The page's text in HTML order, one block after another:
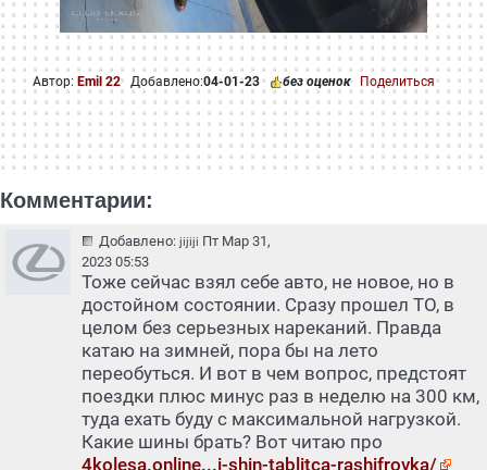
Автор: Emil 22 Добавлено:04-01-23 без оценок Поделиться
Комментарии:
Добавлено: jijiji Пт Мар 31,
2023 05:53
Тоже сейчас взял себе авто, не новое, но в
достойном состоянии. Сразу прошел ТО, в
целом без серьезных нареканий. Правда
катаю на зимней, пора бы на лето
переобуться. И вот в чем вопрос, предстоят
поездки плюс минус раз в неделю на 300 км,
туда ехать буду с максимальной нагрузкой.
Какие шины брать? Вот читаю про
4kolesa.online...i-shin-tablitca-rashifrovka/